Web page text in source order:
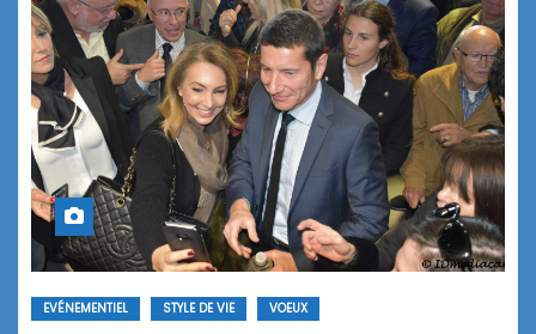
EVÉNEMENTIEL STYLE DE VIE VOEUX